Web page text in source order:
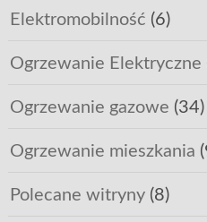
Elektromobilność (6)
Ogrzewanie Elektryczne
Ogrzewanie gazowe (34)
Ogrzewanie mieszkania
Polecane witryny(8)